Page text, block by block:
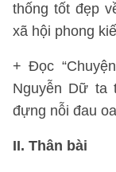
thống tốt đẹp
xã hội phong
+ Đọc
Nguyễn Dữ ta
đựng nỗi đau
II. Thân bài